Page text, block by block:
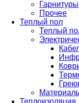
Гарнитуры
Прочее
Теплый пол
Теплый